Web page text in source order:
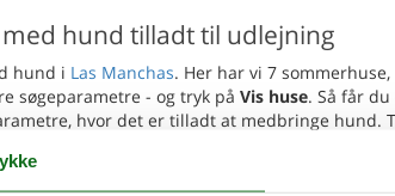
hund tilladt til udlejning
hund i Las Manchas. Her har vi 7
søgeparametre - og tryk på Vis huse. Så får
hvor det er tilladt at medbringe hund.